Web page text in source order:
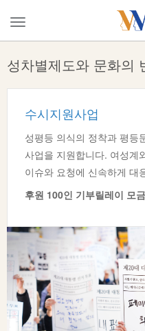
메
뉴
기
성차별제도와 문화의
후원:100인 기부릴레이 모
수시지원사업
성평등 의식의 정착과 평등
사업을 지원합니다. 여성계
이슈와 요청에 신속하게 대
후원 100인 기부릴레이 모